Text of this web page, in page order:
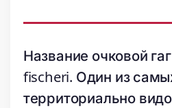
Название очковой
fischeri. Один из
территориально